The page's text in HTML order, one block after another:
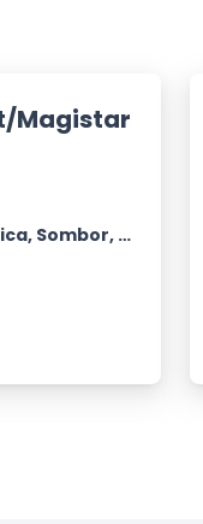
Magistar
Zrenjanin, Sremska Mitrovica, Sombor, Kikinda, Apatin + 19 mesta